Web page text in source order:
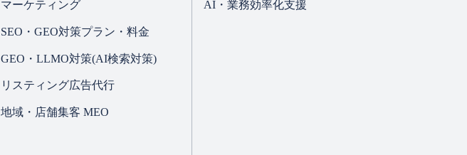
マーケティング
SEO・GEO対策プラン・料金
GEO・LLMO対策(AI検索対策)
リスティング広告代行
地域・店舗集客 MEO
AI・業務効率化支援